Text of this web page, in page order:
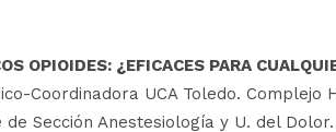
OPIOIDES: ¿EFICACES PARA
Coordinadora UCA Toledo. Complejo
de Sección Anestesiología y U. del